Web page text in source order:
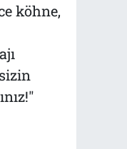
köhne,